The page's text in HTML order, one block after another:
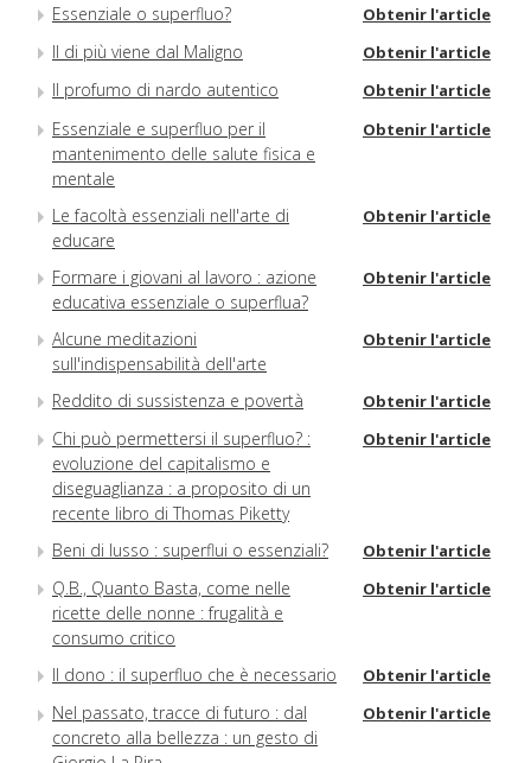
Essenziale o superfluo? Obtenir l'article
Il di più viene dal Maligno Obtenir l'article
Il profumo di nardo autentico Obtenir l'article
Essenziale e superfluo per il
mantenimento delle salute fisica e
mentale
Obtenir l'article
Le facoltà essenziali nell'arte di
educare
Obtenir l'article
Formare i giovani al lavoro : azione
educativa essenziale o superflua?
Obtenir l'article
Alcune meditazioni
sull'indispensabilità dell'arte
Obtenir l'article
Reddito di sussistenza e povertà Obtenir l'article
Chi può permettersi il superfluo? :
evoluzione del capitalismo e
diseguaglianza : a proposito di un
recente libro di Thomas Piketty
Obtenir l'article
Beni di lusso : superflui o essenziali? Obtenir l'article
Q.B., Quanto Basta, come nelle
ricette delle nonne : frugalità e
consumo critico
Obtenir l'article
Il dono : il superfluo che è necessario Obtenir l'article
Nel passato, tracce di futuro : dal
concreto alla bellezza : un gesto di
Obtenir l'article